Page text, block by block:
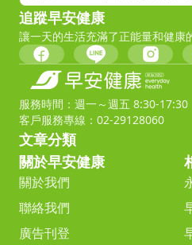
追蹤早安健康
讓一天的生活充滿了正能量和健康
服務時間：週一～週五 8:30-17:30
客戶服務專線：02-29128060
文章分類
關於早安健康
關於我們
聯絡我們
廣告刊登